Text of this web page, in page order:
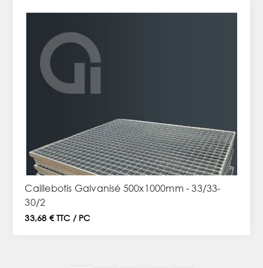
Caillebotis Galvanisé 500x1000mm - 33/33-
30/2
33,68 € TTC / PC